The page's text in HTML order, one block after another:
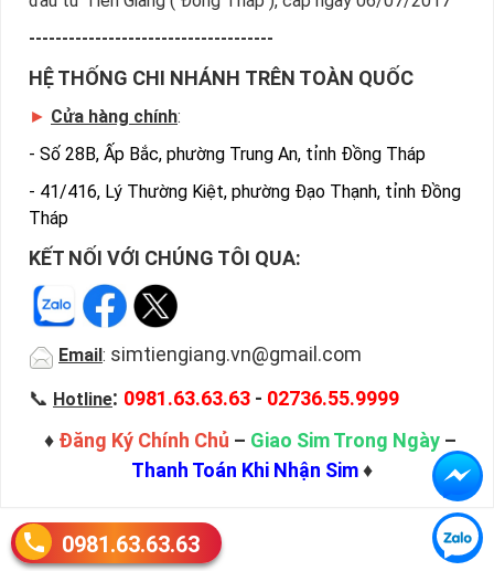
-------------------------------------
HỆ THỐNG CHI NHÁNH TRÊN TOÀN QUỐC
► Cửa hàng chính:
- Số 28B, Ấp Bắc, phường Trung An, tỉnh Đồng Tháp
- 41/416, Lý Thường Kiệt, phường Đạo Thạnh, tỉnh Đồng
Tháp
KẾT NỐI VỚI CHÚNG TÔI QUA:
Email : simtiengiang.vn@gmail.com
📞 Hotline: 0981.63.63.63 - 02736.55.9999
♦ Đăng Ký Chính Chủ – Giao Sim Trong Ngày –
Thanh Toán Khi Nhận Sim♦
0981.63.63.63